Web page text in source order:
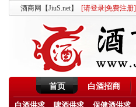
酒商网【JiuS.net】 [请登录免费注册]
首页 白酒招商
白酒供求 啤酒供求 保健酒供求